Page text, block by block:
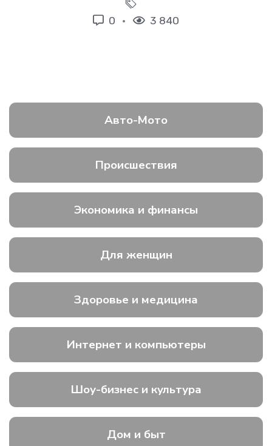
0 3 840
Авто-Мото
Происшествия
Экономика и финансы
Для женщин
Здоровье и медицина
Интернет и компьютеры
Шоу-бизнес и культура
Дом и быт